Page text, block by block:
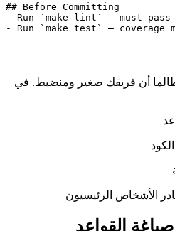
## Before Committing
- Run `make lint` — must
- Run `make test` — coverage
طالما أن فريقك صغير ومنضبط. في
الأشخاص الرئيسيون